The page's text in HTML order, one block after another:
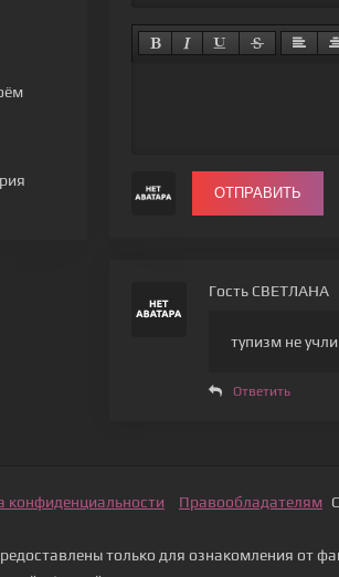
ОТПРАВИТЬ
Гость СВЕТЛАНА
тупизм не
Ответить
конфиденциальности Правообладателям
только для ознакомления от